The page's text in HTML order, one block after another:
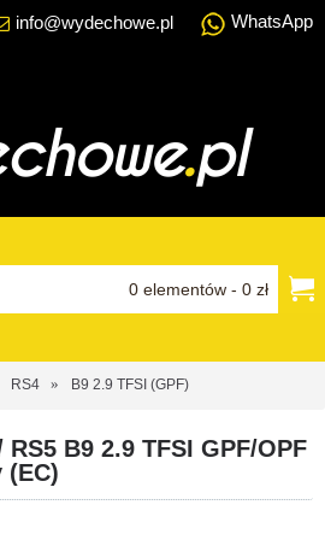
info@wydechowe.pl WhatsApp
0 elementów - 0 zł
RS4 B9 2.9 TFSI (GPF)
B9 2.9 TFSI GPF/OPF
(EC)